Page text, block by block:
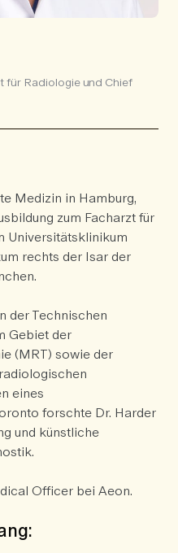
für Radiologie und Chief
Medizin in Hamburg,
zum Facharzt für
Universitätsklinikum
rechts der Isar der
der Technischen
Gebiet der
(MRT) sowie der
eines
forschte Dr. Harder
und künstliche
Officer bei Aeon.